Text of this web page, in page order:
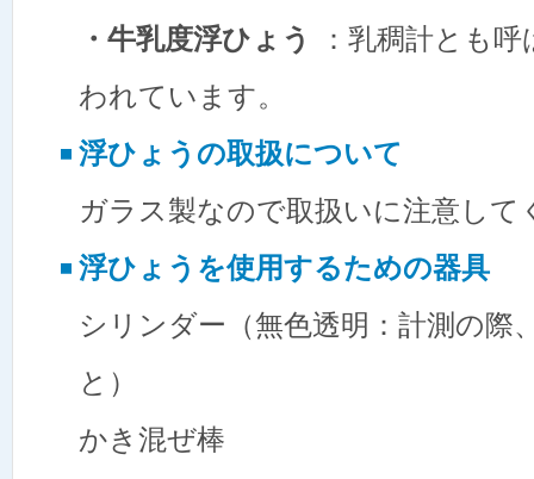
・牛乳度浮ひょう
：乳稠計とも
われています。
浮ひょうの取扱について
ガラス製なので取扱いに注意して
浮ひょうを使用するための器具
シリンダー（無色透明：計測の際
と）
かき混ぜ棒